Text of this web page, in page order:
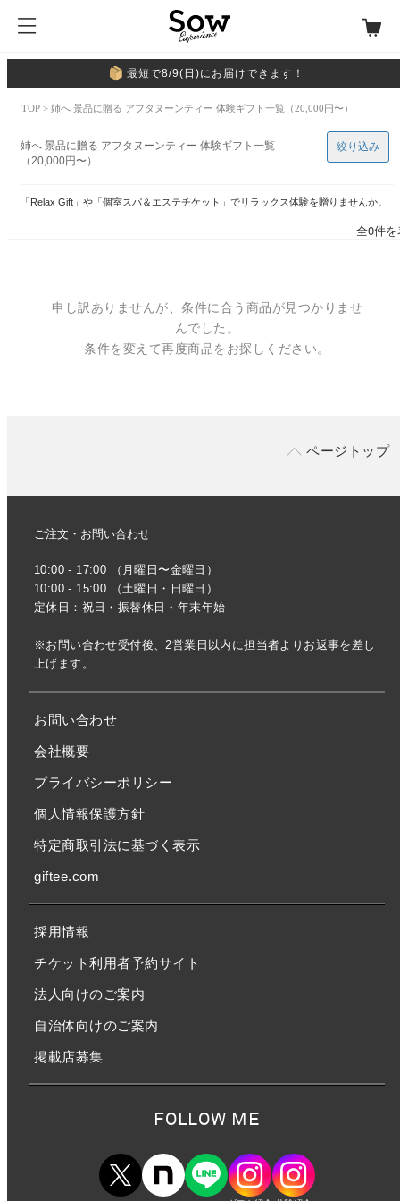
最短で8/9(日)にお届けできます！
TOP > 姉へ 景品に贈る アフタヌーンティー 体験ギフト一覧（20,000円〜）
姉へ 景品に贈る アフタヌーンティー 体験ギフト一覧
（20,000円〜）
「Relax Gift」や「個室スパ＆エステチケット」でリラックス体験を贈りませんか。
絞り込み
全0件
申し訳ありませんが、条件に合う商品が見つかりませ
んでした。
条件を変えて再度商品をお探しください。
ページトップ
ご注文・お問い合わせ
10:00 - 17:00 （月曜日〜金曜日）
10:00 - 15:00 （土曜日・日曜日）
定休日：祝日・振替休日・年末年始
※お問い合わせ受付後、2営業日以内に担当者よりお返事を差し
上げます。
お問い合わせ
会社概要
プライバシーポリシー
個人情報保護方針
特定商取引法に基づく表示
giftee.com
採用情報
チケット利用者予約サイト
法人向けのご案内
自治体向けのご案内
掲載店募集
FOLLOW ME